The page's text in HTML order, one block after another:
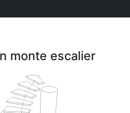
monte escalier